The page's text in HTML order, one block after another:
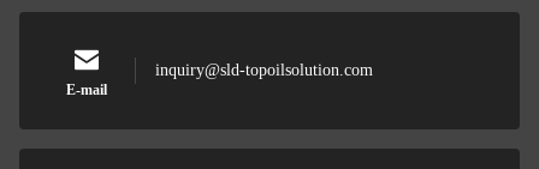
E-mail
inquiry@sld-topoilsolution.com